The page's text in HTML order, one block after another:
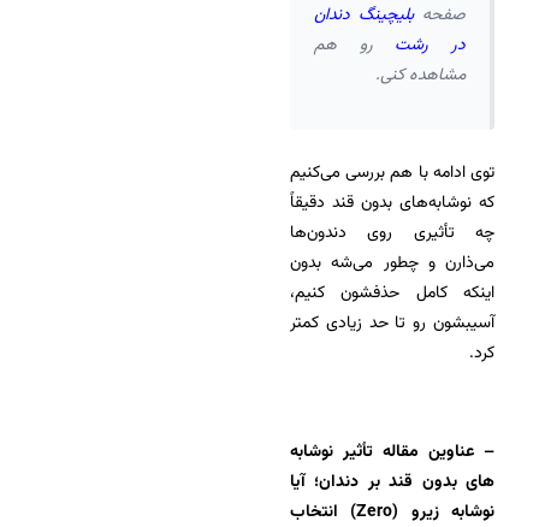
صفحهبلیچینگ دندان
در رشت رو هم
مشاهده کنی.
توی ادامه با هم بررسی می‌کنیم
که نوشابه‌های بدون قند دقیقاً
چه تأثیری روی دندون‌ها
می‌ذارن و چطور می‌شه بدون
اینکه کامل حذفشون کنیم،
آسیبشون رو تا حد زیادی کمتر
کرد.
– عناوین مقاله تأثیر نوشابه
های بدون قند بر دندان؛ آیا
نوشابه زیرو (Zero) انتخاب